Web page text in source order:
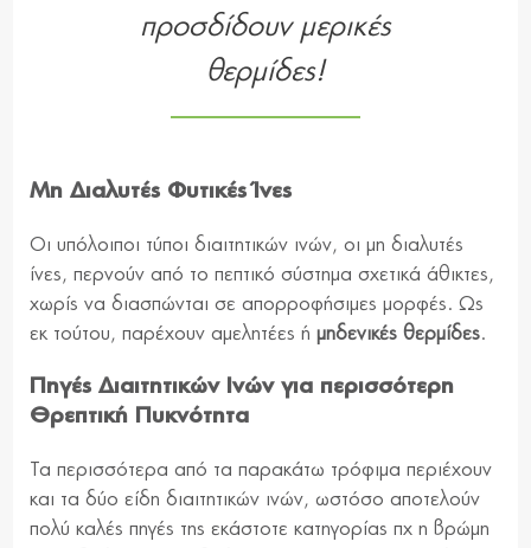
προσδίδουν μερικές
θερμίδες!
Μη Διαλυτές Φυτικές Ίνες
Οι υπόλοιποι τύποι διαιτητικών ινών, οι μη διαλυτές
ίνες, περνούν από το πεπτικό σύστημα σχετικά άθικτες,
χωρίς να διασπώνται σε απορροφήσιμες μορφές. Ως
εκ τούτου, παρέχουν αμελητέες ή μηδενικές θερμίδες.
Πηγές Διαιτητικών Ινών για περισσότερη
Θρεπτική Πυκνότητα
Τα περισσότερα από τα παρακάτω τρόφιμα περιέχουν
και τα δύο είδη διαιτητικών ινών, ωστόσο αποτελούν
πολύ καλές πηγές της εκάστοτε κατηγορίας πχ η βρώμη